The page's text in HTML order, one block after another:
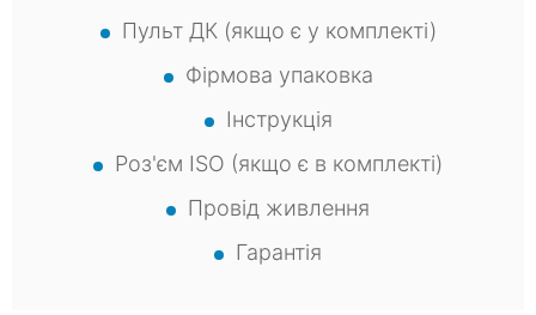
Пульт ДК (якщо є у комплекті)
Фірмова упаковка
Інструкція
Роз'єм ISO (якщо є в комплекті)
Провід живлення
Гарантія